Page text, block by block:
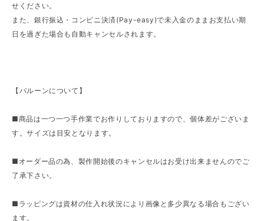
せください。
また、銀行振込・コンビニ決済(Pay-easy)で未入金のままお支払い期
日を過ぎた場合も自動キャンセルされます。
【バルーンについて】
■商品は一つ一つ手作業でお作りしておりますので、個体差がございま
す。サイズは目安となります。
■オーダー品の為、製作開始後のキャンセルはお受け出来ませんのでご
了承下さい。
■ラッピングは資材の仕入れ状況により画像と多少異なる場合もござい
ます。